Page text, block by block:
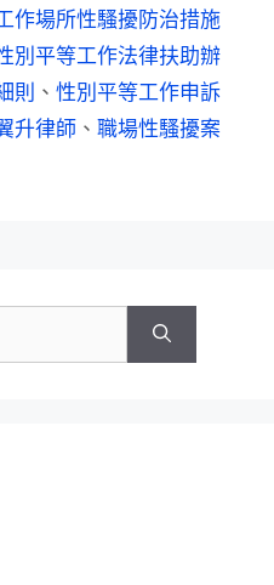
作場所性騷擾防治措施
別平等工作法律扶助辦
則 、 性別平等工作申訴
升律師 、 職場性騷擾案